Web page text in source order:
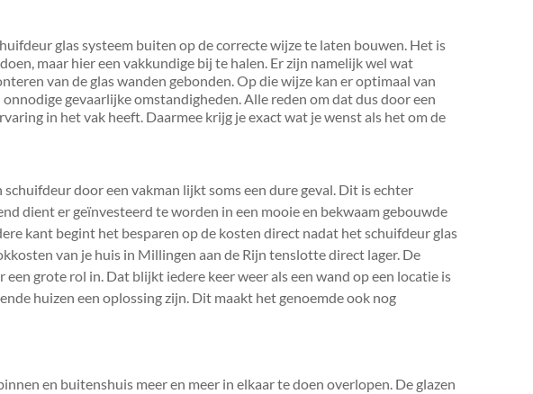
glas systeem buiten op de correcte wijze te laten bouwen. Het is
maar hier een vakkundige bij te halen. Er zijn namelijk wel wat
van de glas wanden gebonden. Op die wijze kan er optimaal van
gevaarlijke omstandigheden. Alle reden om dat dus door een
in het vak heeft. Daarmee krijg je exact wat je wenst als het om de
door een vakman lijkt soms een dure geval. Dit is echter
dient er geïnvesteerd te worden in een mooie en bekwaam gebouwde
kant begint het besparen op de kosten direct nadat het schuifdeur glas
van je huis in Millingen aan de Rijn tenslotte direct lager. De
grote rol in. Dat blijkt iedere keer weer als een wand op een locatie is
huizen een oplossing zijn. Dit maakt het genoemde ook nog
en buitenshuis meer en meer in elkaar te doen overlopen. De glazen